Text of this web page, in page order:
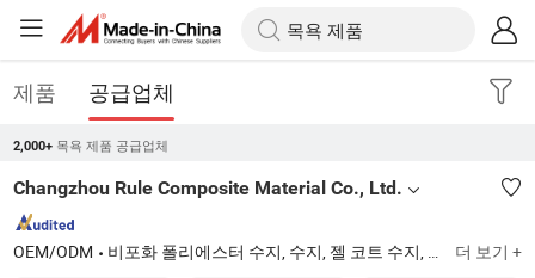
제품 공급업체
2,000+ 목욕 제품 공급업체
Changzhou Rule Composite Material Co., Ltd.
OEM/ODM 비포화 폴리에스터 수지, 수지, 젤 코트 수지, 비닐 에스터 수지, SMC, BMC, 유리섬유 조합 매트, 유리섬유, 유리섬유 천 및 직조 로빙, 유리섬유 다중 방향 직물 더 보기 +